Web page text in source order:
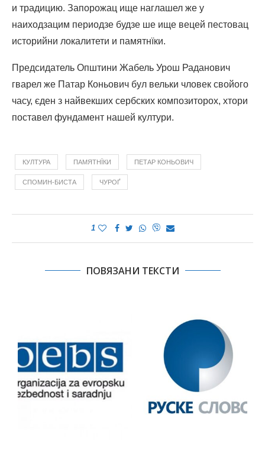
и традицию. Запорожац ище наглашел же у
наиходзацим периодзе будзе ше ище вецей пестовац
историйни локалитети и памятнїки.
Предсидатель Општини Жабель Урош Раданович
гварел же Патар Коньович бул вельки чловек свойого
часу, єден з найвекших сербских композиторох, хтори
поставел фундамент нашей култури.
КУЛТУРА ПАМЯТНЇКИ ПЕТАР КОНЬОВИЧ
СПОМИН-БИСТА ЧУРОҐ
1
ПОВЯЗАНИ ТЕКСТИ